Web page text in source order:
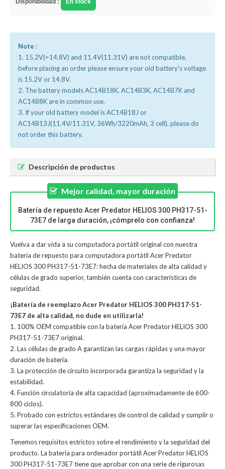
Disponibilidad : En stock
Note :
1. 15.2V(=14.8V) and 11.4V(11.31V) are not compatible,
before placing an order please ensure your old battery's voltage
is 15.2V or 14.8V.
2. The battery models AC14B18K, AC14B3K, AC14B7K and
AC14B8K are in common use.
3. If your old battery model is AC14B18J or
AC14B13J(11.4V/11.31V, 36Wh/3220mAh, 3 cell), please do
not order this battery.
Descripción de productos
Mejor calidad, mayor duración
Batería de repuesto Acer Predator HELIOS 300 PH317-51-
73E7 de larga duración, ¡cómprelo con confianza!
Vuelva a dar vida a su computadora portátil original con nuestra
batería de repuesto para computadora portátil Acer Predator
HELIOS 300 PH317-51-73E7: hecha de materiales de alta calidad y
células de grado superior, también cuenta con características de
seguridad.
¡Batería de reemplazo Acer Predator HELIOS 300 PH317-51-
73E7 de alta calidad, no dude en utilizarla!
1. 100% OEM compatible con la batería Acer Predator HELIOS 300
PH317-51-73E7 original.
2. Las células de grado A garantizan las cargas rápidas y una mayor
duración de batería.
3. La protección de circuito incorporada garantiza la seguridad y la
estabilidad.
4. Función circulatoria de alta capacidad (aproximadamente de 600-
800 ciclos).
5. Probado con estrictos estándares de control de calidad y cumplir o
superar las especificaciones OEM.
Tenemos requisitos estrictos sobre el rendimiento y la seguridad del
producto. La batería para ordenador portátil Acer Predator HELIOS
300 PH317-51-73E7tiene que aprobar con una serie de rigurosas